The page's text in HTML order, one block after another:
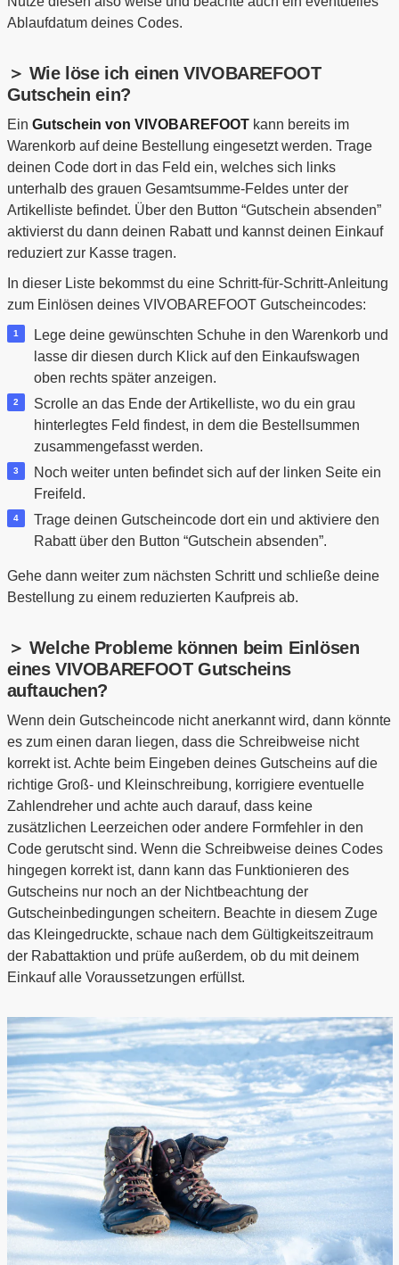
Ablaufdatum deines Codes.
＞ Wie löse ich einen VIVOBAREFOOT
Gutschein ein?
Ein Gutschein von VIVOBAREFOOTkann bereits im
Warenkorb auf deine Bestellung eingesetzt werden. Trage
deinen Code dort in das Feld ein, welches sich links
unterhalb des grauen Gesamtsumme-Feldes unter der
Artikelliste befindet. Über den Button “Gutschein absenden”
aktivierst du dann deinen Rabatt und kannst deinen Einkauf
reduziert zur Kasse tragen.
In dieser Liste bekommst du eine Schritt-für-Schritt-Anleitung
zum Einlösen deines VIVOBAREFOOT Gutscheincodes:
Lege deine gewünschten Schuhe in den Warenkorb und
lasse dir diesen durch Klick auf den Einkaufswagen
oben rechts später anzeigen.
Scrolle an das Ende der Artikelliste, wo du ein grau
hinterlegtes Feld findest, in dem die Bestellsummen
zusammengefasst werden.
Noch weiter unten befindet sich auf der linken Seite ein
Freifeld.
Trage deinen Gutscheincode dort ein und aktiviere den
Rabatt über den Button “Gutschein absenden”.
Gehe dann weiter zum nächsten Schritt und schließe deine
Bestellung zu einem reduzierten Kaufpreis ab.
＞ Welche Probleme können beim Einlösen
eines VIVOBAREFOOT Gutscheins
auftauchen?
Wenn dein Gutscheincode nicht anerkannt wird, dann könnte
es zum einen daran liegen, dass die Schreibweise nicht
korrekt ist. Achte beim Eingeben deines Gutscheins auf die
richtige Groß- und Kleinschreibung, korrigiere eventuelle
Zahlendreher und achte auch darauf, dass keine
zusätzlichen Leerzeichen oder andere Formfehler in den
Code gerutscht sind. Wenn die Schreibweise deines Codes
hingegen korrekt ist, dann kann das Funktionieren des
Gutscheins nur noch an der Nichtbeachtung der
Gutscheinbedingungen scheitern. Beachte in diesem Zuge
das Kleingedruckte, schaue nach dem Gültigkeitszeitraum
der Rabattaktion und prüfe außerdem, ob du mit deinem
Einkauf alle Voraussetzungen erfüllst.